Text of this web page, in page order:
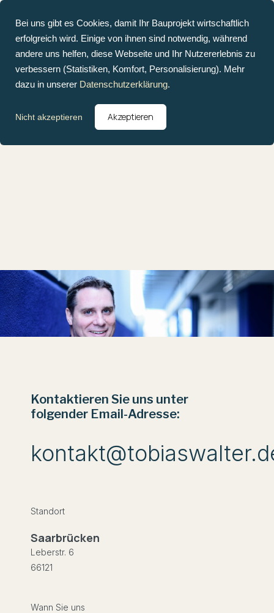
Kontaktieren Sie uns unter
folgender Email-Adresse:
Standort
Saarbrücken
Leberstr. 6
66121
Wann Sie uns
Bei uns gibt es Cookies, damit Ihr Bauprojekt wirtschaftlich
erfolgreich wird. Einige von ihnen sind notwendig, während
andere uns helfen, diese Webseite und Ihr Nutzererlebnis zu
verbessern (Statistiken, Komfort, Personalisierung). Mehr
dazu in unserer Datenschutzerklärung.
Nicht akzeptieren Akzeptieren